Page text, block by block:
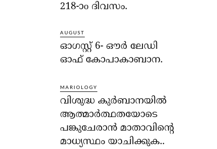
218-ാo ദിവസം.
AUGUST
ഓഗസ്റ്റ് 6- ഔര്‍ ലേഡി
ഓഫ് കോപാകാബാന.
MARIOLOGY
വിശുദ്ധ കുര്‍ബാനയില്‍
ആത്മാര്‍ത്ഥതയോടെ
പങ്കുചേരാന്‍ മാതാവിന്റെ
മാധ്യസ്ഥം യാചിക്കുക..